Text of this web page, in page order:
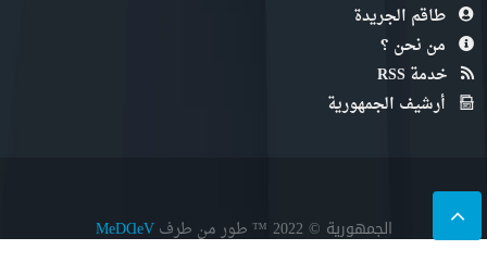
طاقم الجريدة
من نحن ؟
خدمة RSS
أرشيف الجمهورية
الجمهورية © 2022 ™ طور من طرفMeDⱭeV